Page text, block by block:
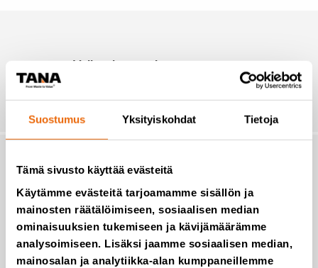
Suostumus Yksityiskohdat Tietoja
Tämä sivusto käyttää evästeitä
Käytämme evästeitä tarjoamamme sisällön ja
mainosten räätälöimiseen, sosiaalisen median
ominaisuuksien tukemiseen ja kävijämäärämme
analysoimiseen. Lisäksi jaamme sosiaalisen median,
mainosalan ja analytiikka-alan kumppaneillemme
Valitse kategoria
Tilaa uutiset Tanalta
Emme roskaa, edes postitse.